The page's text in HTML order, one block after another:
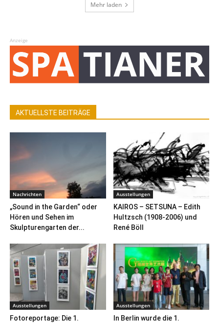
Mehr laden
Anzeige
AKTUELLSTE BEITRÄGE
Nachrichten
„Sound in the Garden“ oder
Hören und Sehen im
Skulpturengarten der...
Ausstellungen
KAIROS – SETSUNA – Edith
Hultzsch (1908-2006) und
René Böll
Ausstellungen
Fotoreportage: Die 1.
Ausstellungen
In Berlin wurde die 1.